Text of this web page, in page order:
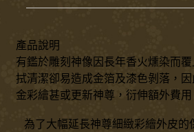
產品說明
有鑑於雕刻神像因長年香火燻染而
拭清潔卻易造成金箔及漆色剝落，
金彩繪甚或更新神尊，衍伸額外費用
為了大幅延長神尊細緻彩繪外皮的